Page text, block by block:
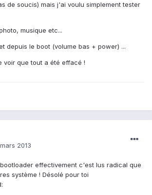
de soucis) mais j'ai voulu simplement tester
musique etc...
depuis le boot (volume bas + power) ...
voir que tout a été effacé !
2013
effectivement c'est lus radical que
système ! Désolé pour toi